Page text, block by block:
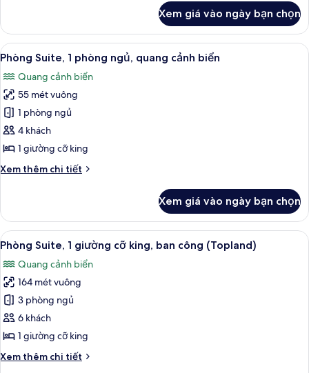
sofa
giường,
quang
cảnh
biển
Phòng
Superior,
1
giường
cỡ
king
và
sofa
giường,
quang
cảnh
biển
Xem giá vào ngày bạn chọn
Xem
tất
cả
ảnh
Phòng
Suite,
1
ngủ,
biển
Phòng Suite, 1 phòng ngủ, quang
13
Phòng Suite, 1 phòng ngủ, quang cảnh biển
Quang cảnh biển
55 mét vuông
1 phòng ngủ
4 khách
1 giường cỡ king
Xem thêm chi tiết
Chi
Phòng
Suite,
1
phòng
ngủ,
quang
cảnh
biển
Xem giá vào ngày bạn chọn
Xem
tất
cả
ảnh
Phòng
Suite,
1
cỡ
Phòng Suite, 1 giường cỡ king, ban
32
Phòng Suite, 1 giường cỡ king, ban công (Topland)
Quang cảnh biển
164 mét vuông
3 phòng ngủ
6 khách
1 giường cỡ king
Xem thêm chi tiết
Chi